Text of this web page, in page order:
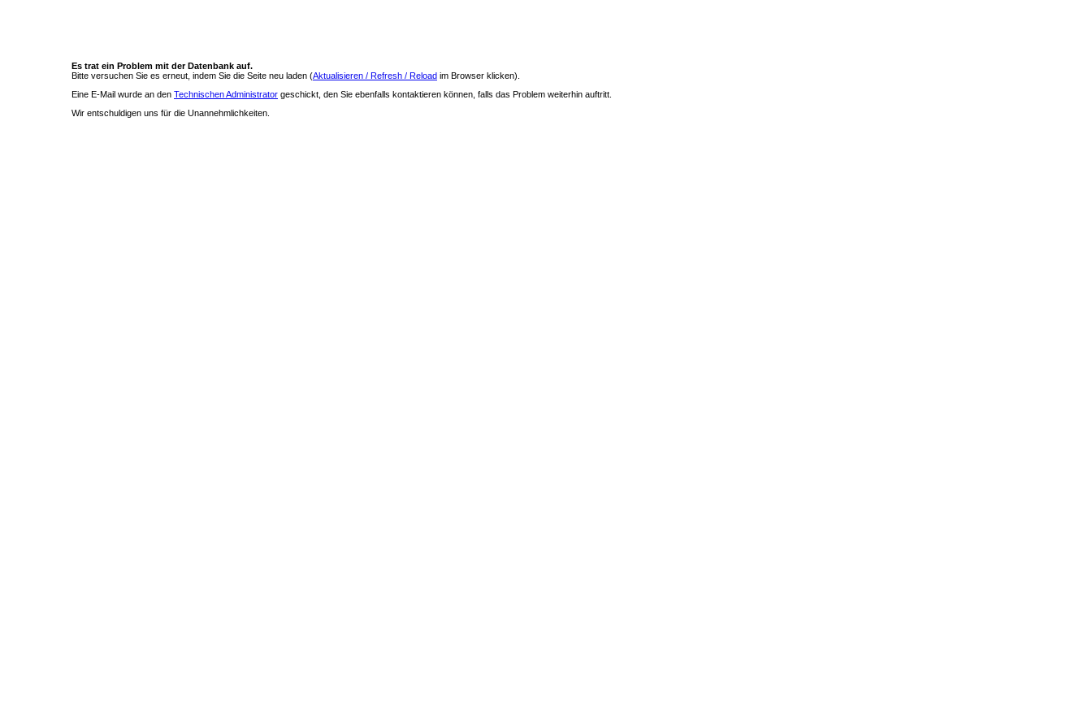
Es trat ein Problem mit der Datenbank auf.
Bitte versuchen Sie es erneut, indem Sie die Seite neu laden (Aktualisieren / Refresh / Reload im Browser klicken).
Eine E-Mail wurde an den Technischen Administrator geschickt, den Sie ebenfalls kontaktieren können, falls das Problem weiterhin auftritt.
Wir entschuldigen uns für die Unannehmlichkeiten.